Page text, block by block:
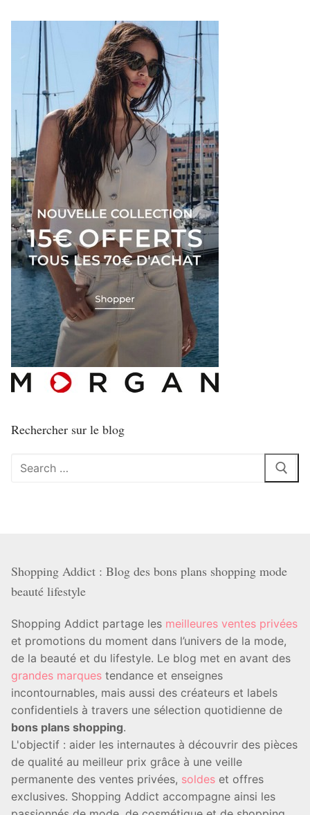
Rechercher sur le blog
Rechercher
Shopping Addict : Blog des bons plans shopping mode
beauté lifestyle
Shopping Addict partage les meilleures ventes privées
et promotions du moment dans l’univers de la mode,
de la beauté et du lifestyle. Le blog met en avant des
grandes marques tendance et enseignes
incontournables, mais aussi des créateurs et labels
confidentiels à travers une sélection quotidienne de
bons plans shopping.
L'objectif : aider les internautes à découvrir des pièces
de qualité au meilleur prix grâce à une veille
permanente des ventes privées, soldes et offres
exclusives. Shopping Addict accompagne ainsi les